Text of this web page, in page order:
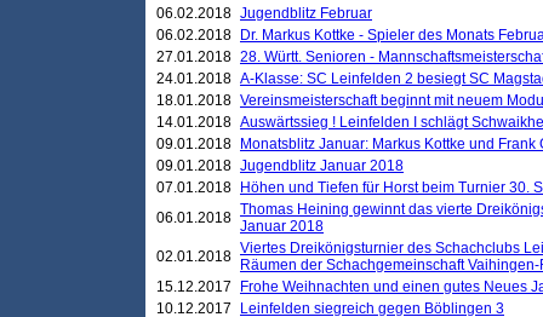
06.02.2018 Jugendblitz Februar
06.02.2018
Dr. Markus Kottke - Spieler des Monats
27.01.2018 28. Württ. Senioren -
24.01.2018 A-Klasse: SC Leinfelden 2 besiegt SC
18.01.2018 Vereinsmeisterschaft beginnt mit neuem
14.01.2018 Auswärtssieg ! Leinfelden I schlägt
09.01.2018
Monatsblitz Januar: Markus Kottke und
09.01.2018 Jugendblitz Januar 2018
07.01.2018
Höhen und Tiefen für Horst beim Turnier 30.
06.01.2018 Thomas Heining gewinnt das vierte
Januar 2018
02.01.2018 Viertes Dreikönigsturnier des Schachclubs
Räumen der Schachgemeinschaft
15.12.2017
Frohe Weihnachten und einen gutes Neues
10.12.2017
Leinfelden siegreich gegen Böblingen 3